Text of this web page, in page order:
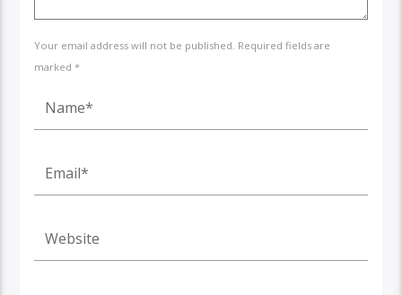
Your email address will not be published. Required fields are
marked *